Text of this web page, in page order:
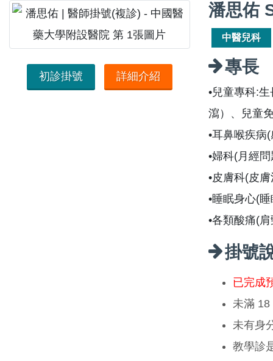
初診掛號 詳細介紹
潘思佑
中醫兒科
專長
•兒童專科:
瀉）、兒童
•耳鼻喉疾病
•婦科(月經
•皮膚科(皮
•睡眠身心(
•各類酸痛(
掛號
已完成
未滿 18
未有身
教學診